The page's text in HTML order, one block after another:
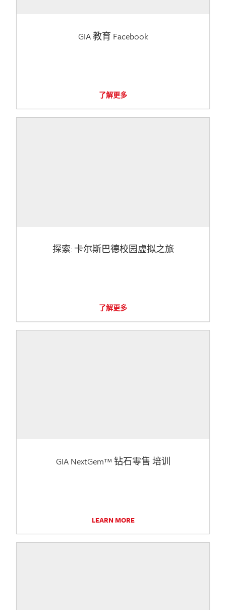
GIA 教育 Facebook
了解更多
探索: 卡尔斯巴德校园虚拟之旅
了解更多
GIA NextGem™ 钻石零售 培训
LEARN MORE